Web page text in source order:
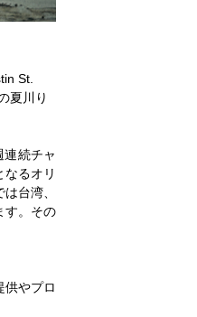
St.
夏川り
続チャ
るオリ
台湾、
す。その
やプロ